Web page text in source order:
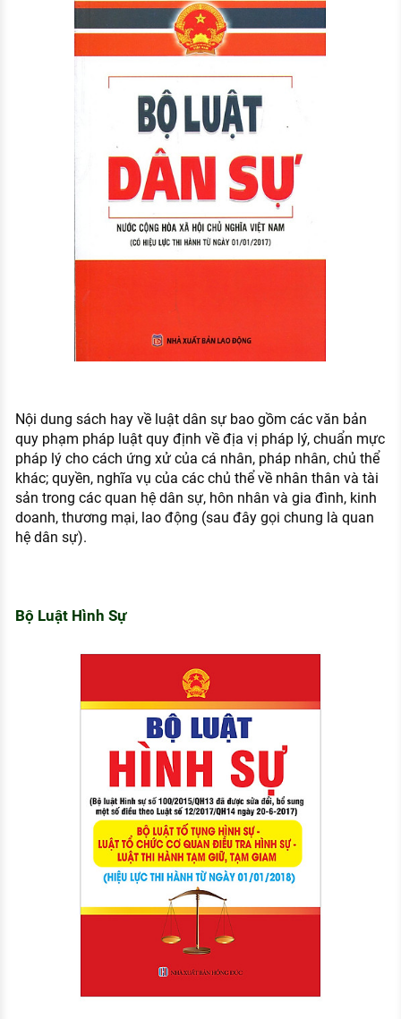
Nội dung sách hay về luật dân sự bao gồm các văn bản
quy phạm pháp luật quy định về địa vị pháp lý, chuẩn mực
pháp lý cho cách ứng xử của cá nhân, pháp nhân, chủ thể
khác; quyền, nghĩa vụ của các chủ thể về nhân thân và tài
sản trong các quan hệ dân sự, hôn nhân và gia đình, kinh
doanh, thương mại, lao động (sau đây gọi chung là quan
hệ dân sự).
Bộ Luật Hình Sự